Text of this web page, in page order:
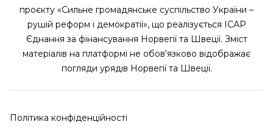
проєкту «Сильне громадянське суспільство України –
рушій реформ і демократії», що реалізується ІСАР
Єднання за фінансування Норвегії та Швеції. Зміст
матеріалів на платформі не обов'язково відображає
погляди урядів Норвегії та Швеції.
Політика конфіденційності